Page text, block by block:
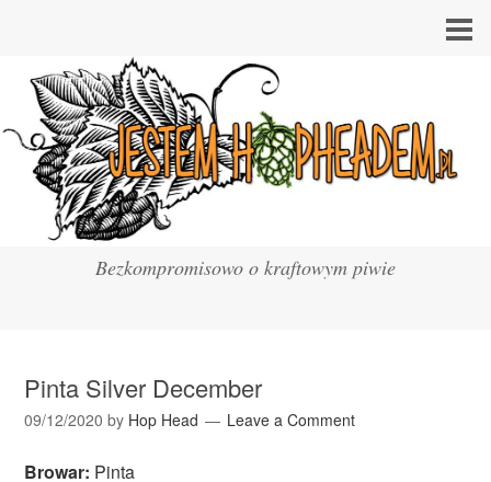
Bezkompromisowo o kraftowym piwie
Pinta Silver December
09/12/2020 by Hop Head Leave a Comment
Browar: Pinta